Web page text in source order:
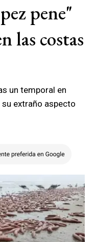
pene"
las costas
un temporal en
extraño aspecto